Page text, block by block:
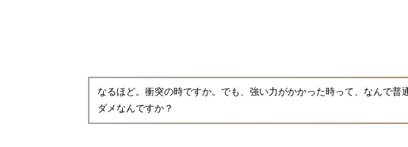
なるほど。衝突の時ですか。でも、強い力がかかった時って、なんで普
ダメなんですか？